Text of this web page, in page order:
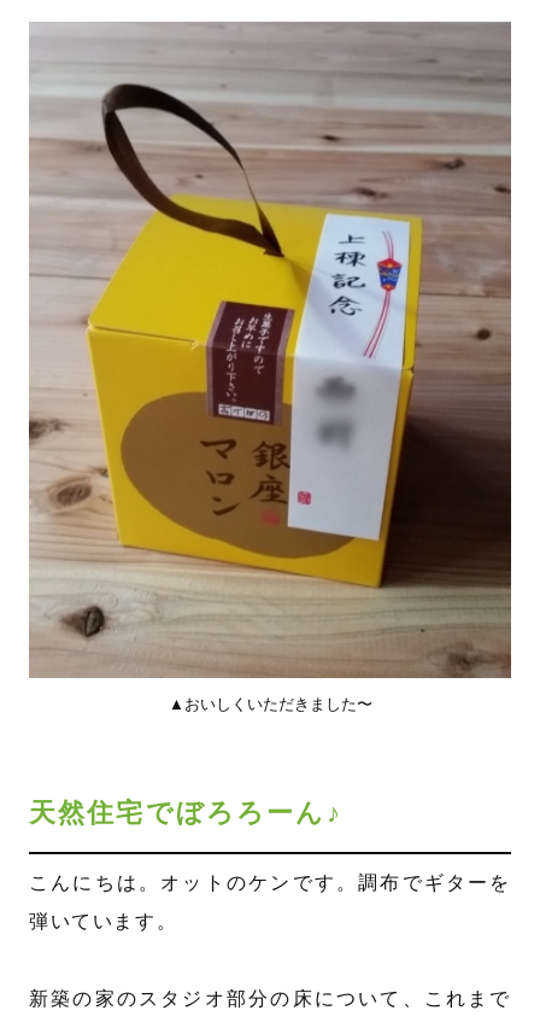
▲おいしくいただきました〜
天然住宅でぼろろーん♪
こんにちは。オットのケンです。調布でギターを
弾いています。
新築の家のスタジオ部分の床について、これまで